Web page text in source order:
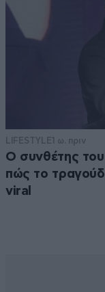
LIFESTYLE1 ω. πριν
Ο συνθέτης
πώς το
viral